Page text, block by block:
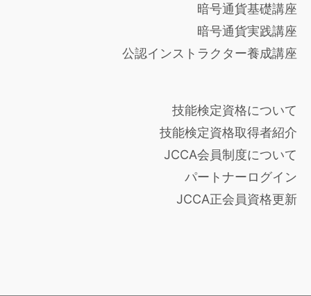
暗号通貨基礎講座
暗号通貨実践講座
公認インストラクター養成講座
技能検定資格について
技能検定資格取得者紹介
JCCA会員制度について
パートナーログイン
JCCA正会員資格更新